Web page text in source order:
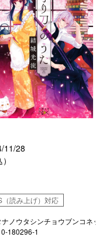
11/28
（読み上げ）対応
ノウタシンチョウブンコネ
180296-1